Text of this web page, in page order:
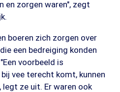
en zorgen waren", zegt
boeren zich zorgen over
een bedreiging konden
voorbeeld is
vee terecht komt, kunnen
legt ze uit. Er waren ook